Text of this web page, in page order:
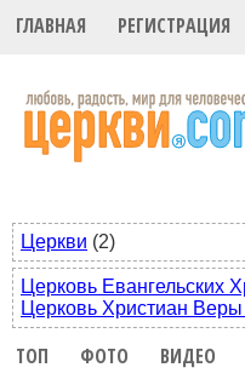
ГЛАВНАЯ РЕГИСТРАЦИЯ
Церкви (2)
Церковь Евангельских
Церковь Христиан Веры
ТОП ФОТО ВИДЕО